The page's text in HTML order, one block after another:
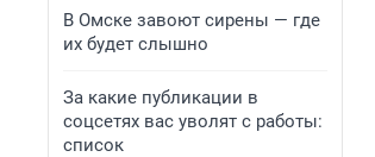
В Омске завоют сирены — где
их будет слышно
За какие публикации в
соцсетях вас уволят с работы:
список